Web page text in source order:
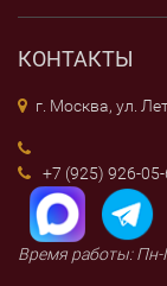
КОНТАКТЫ
г. Москва, ул.
+7 (925) 926-
Время работы: Пн-